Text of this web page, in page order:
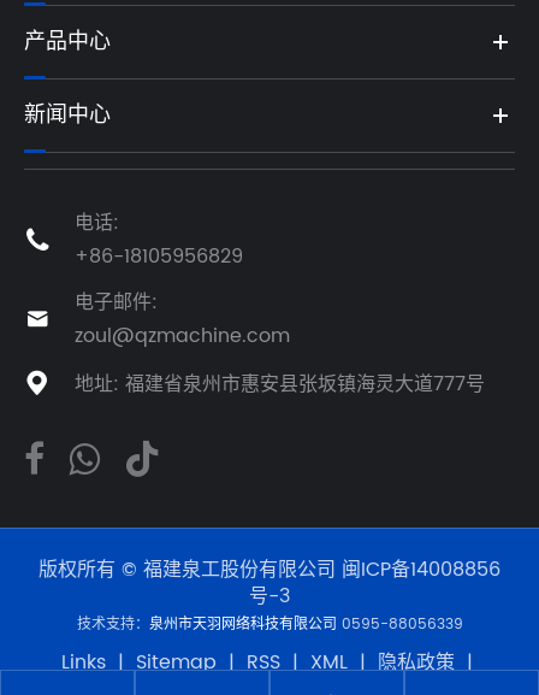
产品中心
新闻中心

电话:
+86-18105956829

电子邮件:
zoul@qzmachine.com
 地址: 福建省泉州市惠安县张坂镇海灵大道777号
版权所有 © 福建泉工股份有限公司 闽ICP备14008856
号-3
技术支持： 泉州市天羽网络科技有限公司 0595-88056339
Links | Sitemap | RSS | XML | 隐私政策 |